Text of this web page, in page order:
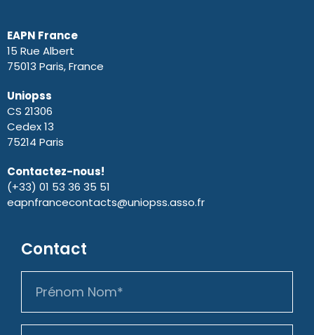
EAPN France
15 Rue Albert
75013 Paris, France
Uniopss
CS 21306
Cedex 13
75214 Paris
Contactez-nous!
(+33) 01 53 36 35 51
eapnfrancecontacts@uniopss.asso.fr
Contact